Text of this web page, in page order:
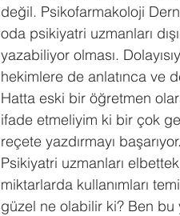
değil. Psikofarmakoloji
oda psikiyatri uzmanları
yazabiliyor olması.
hekimlere de anlatınca ve
Hatta eski bir öğretmen
ifade etmeliyim ki bir çok
reçete yazdırmayı
Psikiyatri uzmanları
miktarlarda kullanımları
güzel ne olabilir ki? Ben bu